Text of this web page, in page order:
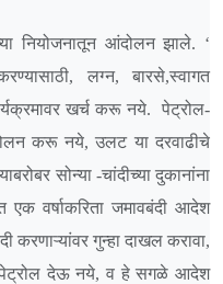
नियोजनातून आंदोलन झाले. ‘
लग्न, बारसे,स्वागत
खर्च करू नये. पेट्रोल-
करू नये, उलट या दरवाढीचे
सोन्या -चांदीच्या दुकानांना
एक वर्षाकरिता जमावबंदी आदेश
गुन्हा दाखल करावा,
पेट्रोल देऊ नये, व हे सगळे आदेश